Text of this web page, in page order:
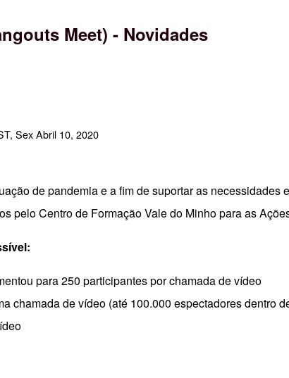
Meet) - Novidades
Sex Abril 10, 2020
de pandemia e a fim de suportar as
pelo Centro de Formação Vale do Minho para as
para 250 participantes por chamada de vídeo
chamada de vídeo (até 100.000 espectadores dentro